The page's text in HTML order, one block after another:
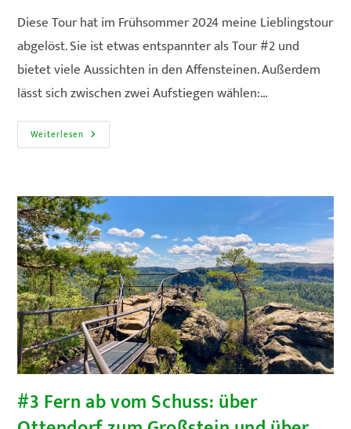
Diese Tour hat im Frühsommer 2024 meine Lieblingstour
abgelöst. Sie ist etwas entspannter als Tour #2 und
bietet viele Aussichten in den Affensteinen. Außerdem
lässt sich zwischen zwei Aufstiegen wählen:…
Weiterlesen #4a
Und
Idagrotte
Mit
Carolafelsen,
Häntzschelstiege
(oder
Wilder
Hölle)
#3 Fern ab vom Schuss: über